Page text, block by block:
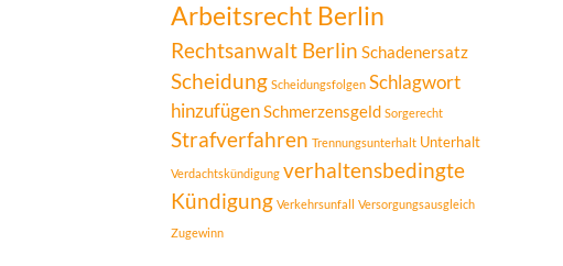
Arbeitsrecht Berlin
Rechtsanwalt Berlin Schadenersatz
Scheidung Scheidungsfolgen Schlagwort
hinzufügenSchmerzensgeld Sorgerecht
Strafverfahren Trennungsunterhalt Unterhalt
Verdachtskündigung verhaltensbedingte
Kündigung Verkehrsunfall Versorgungsausgleich
Zugewinn